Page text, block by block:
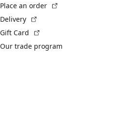
Place an order
Delivery
Gift Card
Our trade program